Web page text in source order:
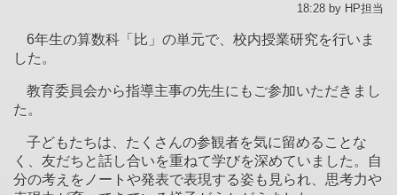
18:28 by HP担当
6年生の算数科「比」の単元で、校内授業研究を行いま
した。
教育委員会から指導主事の先生にもご参加いただきまし
た。
子どもたちは、たくさんの参観者を気に留めることな
く、友だちと話し合いを重ねて学びを深めていました。自
分の考えをノートや発表で表現する姿も見られ、思考力や